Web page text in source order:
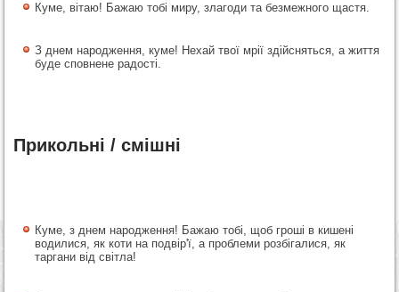
Куме, вітаю! Бажаю тобі миру, злагоди та безмежного щастя.
З днем народження, куме! Нехай твої мрії здійсняться, а життя
буде сповнене радості.
Прикольні / смішні
Куме, з днем народження! Бажаю тобі, щоб гроші в кишені
водилися, як коти на подвір'ї, а проблеми розбігалися, як
таргани від світла!